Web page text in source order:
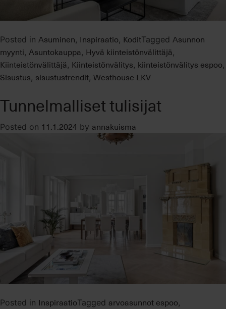
Posted in Asuminen, Inspiraatio, KoditTagged Asunnon
myynti, Asuntokauppa, Hyvä kiinteistönvälittäjä,
Kiinteistönvälittäjä, Kiinteistönvälitys, kiinteistönvälitys espoo,
Sisustus, sisustustrendit, Westhouse LKV
Tunnelmalliset tulisijat
Posted on 11.1.2024 by annakuisma
Posted in InspiraatioTagged arvoasunnot espoo,